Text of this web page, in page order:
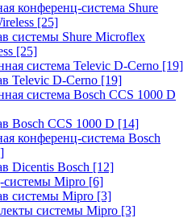
конференц-система Shure
[25]
системы Shure Microflex
[25]
система Televic D-Cerno [19]
Televic D-Cerno [19]
система Bosch CCS 1000 D
Bosch CCS 1000 D [14]
конференц-система Bosch
Dicentis Bosch [12]
Mipro [6]
системы Mipro [3]
системы Mipro [3]